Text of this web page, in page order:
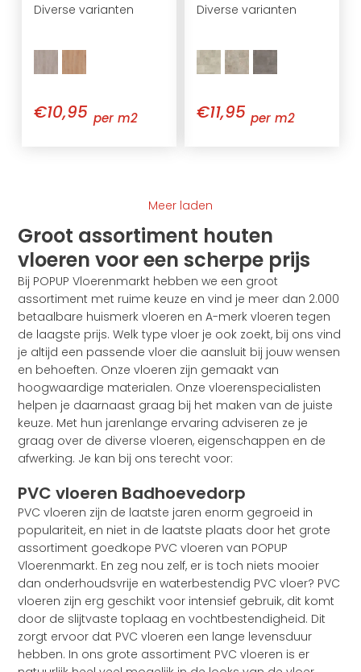
Diverse varianten
€10,95 per m2
Diverse varianten
€11,95 per m2
Meer laden
Groot assortiment houten
vloeren voor een scherpe prijs
Bij POPUP Vloerenmarkt hebben we een groot
assortiment met ruime keuze en vind je meer dan 2.000
betaalbare huismerk vloeren en A-merk vloeren tegen
de laagste prijs. Welk type vloer je ook zoekt, bij ons vind
je altijd een passende vloer die aansluit bij jouw wensen
en behoeften. Onze vloeren zijn gemaakt van
hoogwaardige materialen. Onze vloerenspecialisten
helpen je daarnaast graag bij het maken van de juiste
keuze. Met hun jarenlange ervaring adviseren ze je
graag over de diverse vloeren, eigenschappen en de
afwerking. Je kan bij ons terecht voor:
PVC vloeren Badhoevedorp
PVC vloeren zijn de laatste jaren enorm gegroeid in
populariteit, en niet in de laatste plaats door het grote
assortiment goedkope PVC vloeren van POPUP
Vloerenmarkt. En zeg nou zelf, er is toch niets mooier
dan onderhoudsvrije en waterbestendig PVC vloer? PVC
vloeren zijn erg geschikt voor intensief gebruik, dit komt
door de slijtvaste toplaag en vochtbestendigheid. Dit
zorgt ervoor dat PVC vloeren een lange levensduur
hebben. In ons grote assortiment PVC vloeren is er